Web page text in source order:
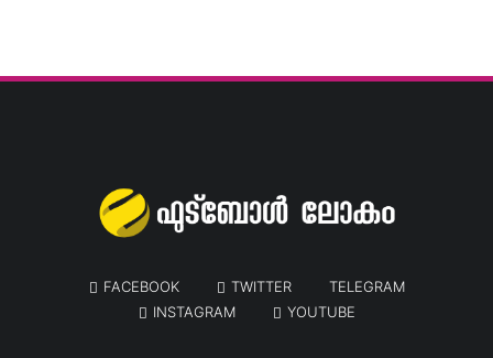
FACEBOOK TWITTER
TELEGRAM
INSTAGRAM
YOUTUBE